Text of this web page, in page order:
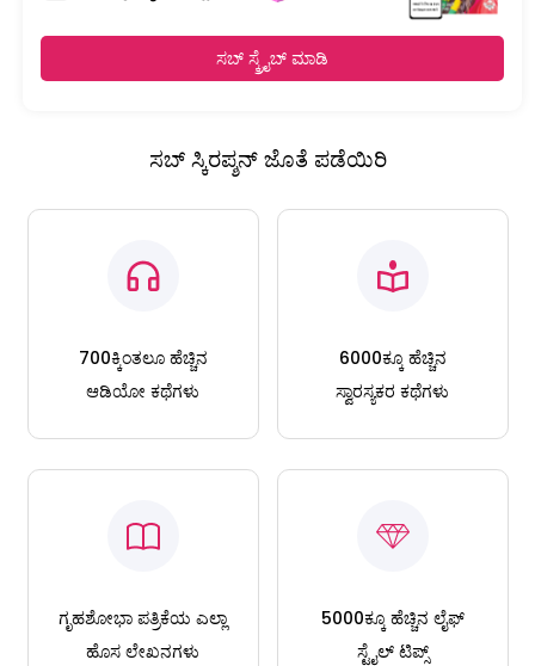
ಸಬ್ ಸ್ಕ್ರೈಬ್ ಮಾಡಿ
ಸಬ್ ಸ್ಕಿರಪ್ಶನ್ ಜೊತೆ ಪಡೆಯಿರಿ
700ಕ್ಕಿಂತಲೂ ಹೆಚ್ಚಿನ
ಆಡಿಯೋ ಕಥೆಗಳು
6000ಕ್ಕೂ ಹೆಚ್ಚಿನ
ಸ್ವಾರಸ್ಯಕರ ಕಥೆಗಳು
ಗೃಹಶೋಭಾ ಪತ್ರಿಕೆಯ ಎಲ್ಲಾ
ಹೊಸ ಲೇಖನಗಳು
5000ಕ್ಕೂ ಹೆಚ್ಚಿನ ಲೈಫ್
ಸ್ಟೈಲ್ ಟಿಪ್ಸ್